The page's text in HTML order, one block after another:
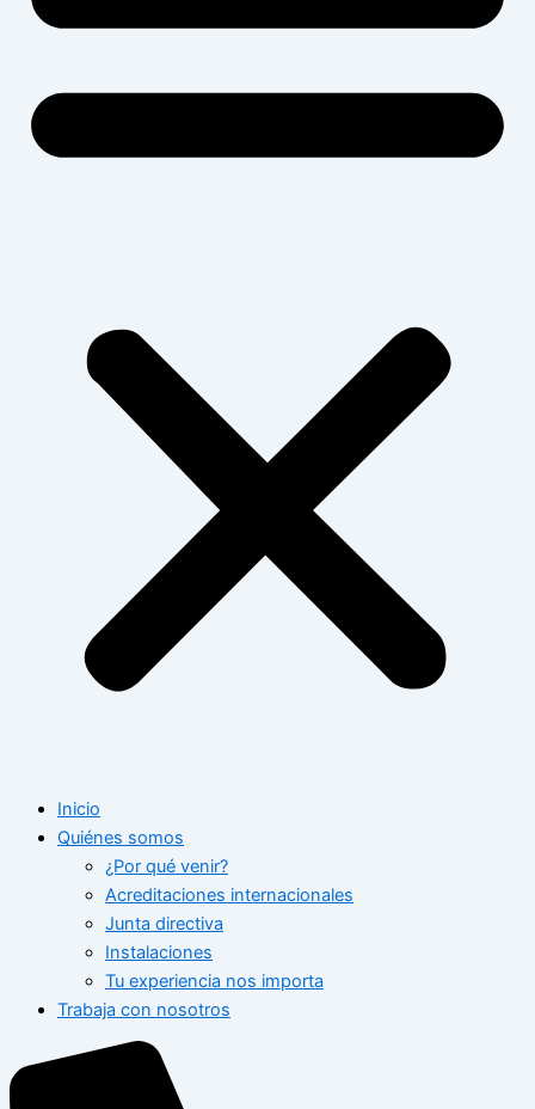
Inicio
Quiénes somos
¿Por qué venir?
Acreditaciones internacionales
Junta directiva
Instalaciones
Tu experiencia nos importa
Trabaja con nosotros